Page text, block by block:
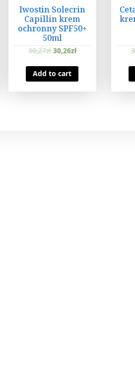
Iwostin Solecrin
Capillin krem
ochronny SPF50+
50ml
30,27zł 30,26zł
Add to cart